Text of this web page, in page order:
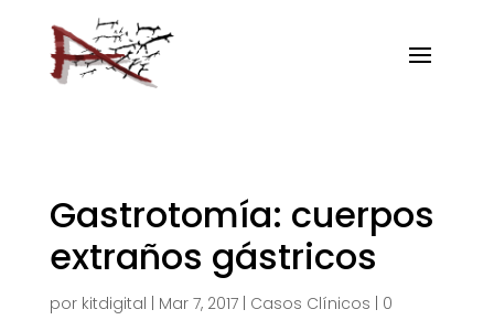
Gastrotomía: cuerpos
extraños gástricos
por kitdigital | Mar 7, 2017| Casos Clínicos | 0